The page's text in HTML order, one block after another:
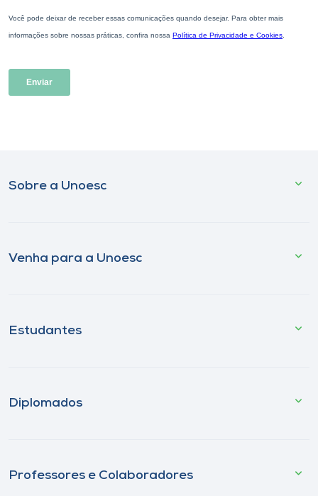
Sobre a Unoesc
Venha para a Unoesc
Estudantes
Diplomados
Professores e Colaboradores